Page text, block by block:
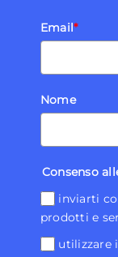
Email*
Nome
Consenso
inviarti
prodotti e
utilizzare